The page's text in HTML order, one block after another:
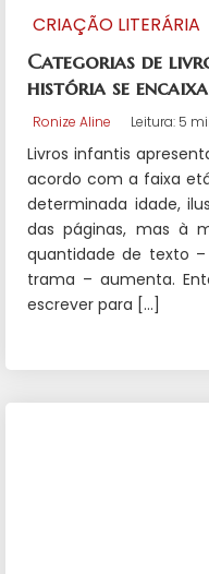
CRIAÇÃO LITERÁRIA
Categorias de
história se encaixa
Ronize Aline Leitura: 5
Livros infantis
acordo com a faixa
determinada idade,
das páginas, mas à
quantidade de texto
trama – aumenta.
escrever para […]